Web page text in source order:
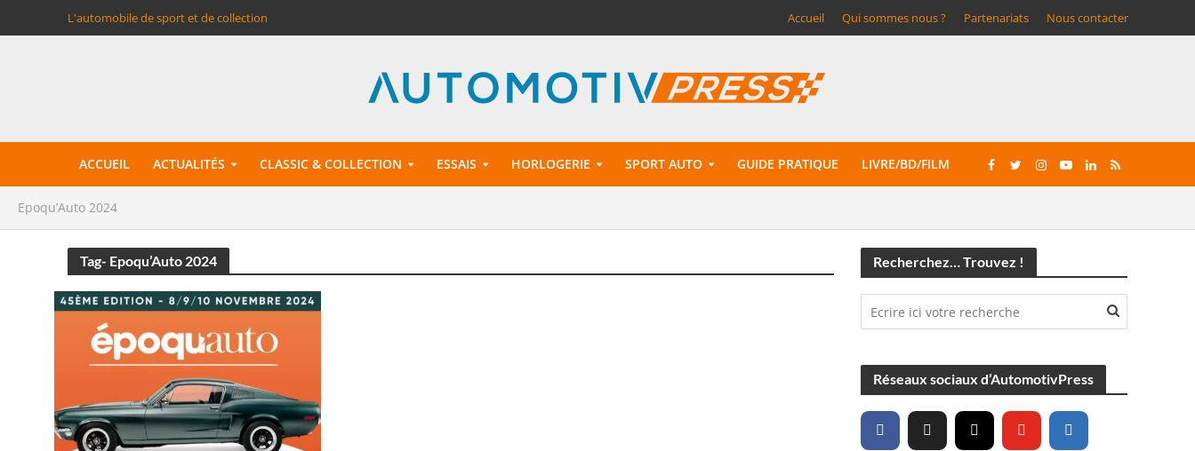
L'automobile de sport et de collection Accueil Qui sommes nous ? Partenariats Nous contacter
ACCUEIL ACTUALITÉS CLASSIC & COLLECTION ESSAIS HORLOGERIE SPORT AUTO GUIDE PRATIQUE LIVRE/BD/FILM
Epoqu’Auto 2024
Tag- Epoqu’Auto 2024 Recherchez… Trouvez !
Réseaux sociaux d’AutomotivPress